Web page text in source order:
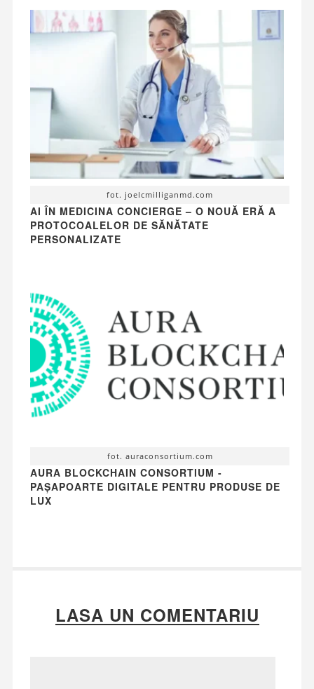
fot. joelcmilliganmd.com
AI ÎN MEDICINA CONCIERGE – O NOUĂ ERĂ A
PROTOCOALELOR DE SĂNĂTATE
PERSONALIZATE
fot. auraconsortium.com
AURA BLOCKCHAIN CONSORTIUM -
PAȘAPOARTE DIGITALE PENTRU PRODUSE DE
LUX
LASA UN COMENTARIU